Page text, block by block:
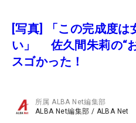
[写真] 「この完成度は
い」 佐久間朱莉の“
スゴかった！
所属ALBA Net編集部
ALBA Net編集部 / ALBA Net